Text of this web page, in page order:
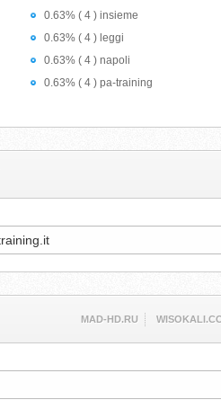
0.63% ( 4 ) insieme
0.63% ( 4 ) leggi
0.63% ( 4 ) napoli
0.63% ( 4 ) pa-training
MAD-HD.RU